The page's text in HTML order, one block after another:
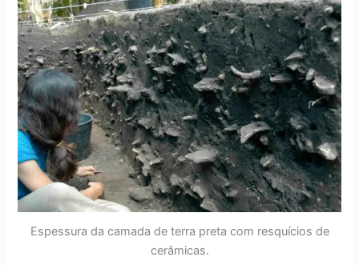
Espessura da camada de terra preta com resquícios de
cerâmicas.